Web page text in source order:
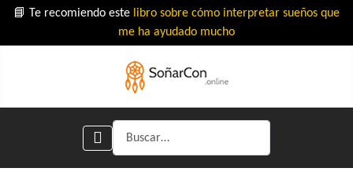
📘 Te recomiendo este libro sobre cómo interpretar sueños que
me ha ayudado mucho
Buscar